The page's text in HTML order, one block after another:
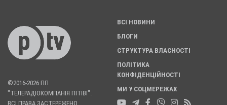
©2016-2026 ПП
"ТЕЛЕРАДІОКОМПАНІЯ ПІТІВІ".
ВСІ ПРАВА ЗАСТЕРЕЖЕНО
ВСІ НОВИНИ
БЛОГИ
СТРУКТУРА ВЛАСНОСТІ
ПОЛІТИКА
КОНФІДЕНЦІЙНОСТІ
МИ У СОЦМЕРЕЖАХ